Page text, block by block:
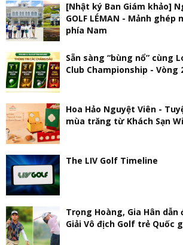
[Nhật ký Ban Giám khảo]
GOLF LÉMAN - Mảnh
phía Nam
Sẵn sàng “bùng nổ” cùng
Club Championship - Vòng
Hoa Hảo Nguyệt Viên -
mùa trăng từ Khách Sạn
The LIV Golf Timeline
Trọng Hoàng, Gia Hân dẫn
Giải Vô địch Golf trẻ Quốc